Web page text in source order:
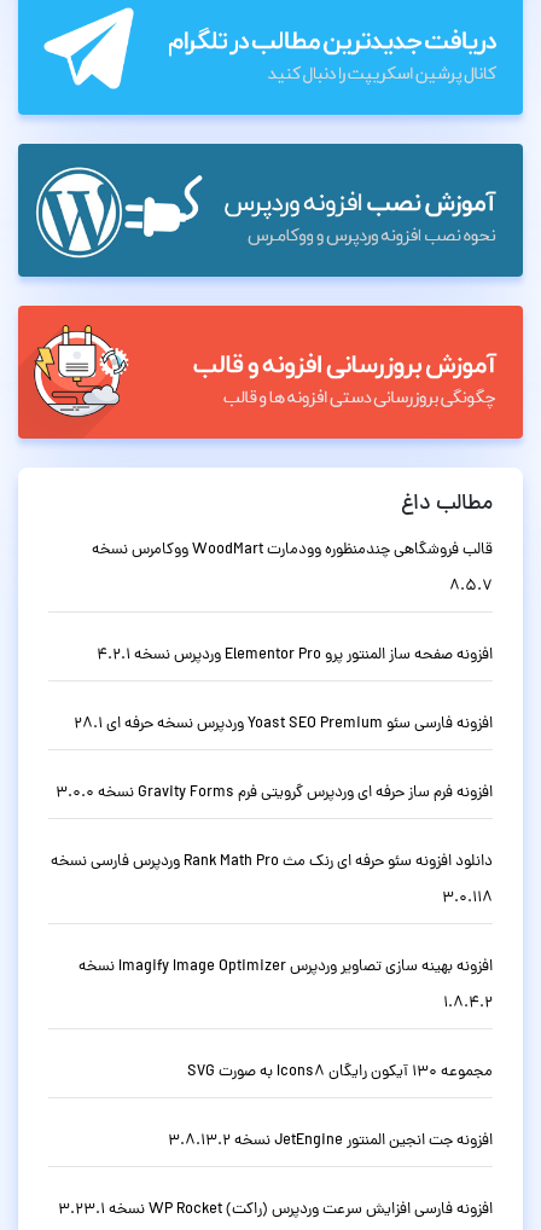
مطالب داغ
قالب فروشگاهی چندمنظوره وودمارت WoodMart ووکامرس نسخه
8.5.7
افزونه صفحه ساز المنتور پرو Elementor Pro وردپرس نسخه 4.2.1
افزونه فارسی سئو Yoast SEO Premium وردپرس نسخه حرفه ای 28.1
افزونه فرم ساز حرفه ای وردپرس گرویتی فرم Gravity Forms نسخه 3.0.0
دانلود افزونه سئو حرفه ای رنک مث Rank Math Pro وردپرس فارسی نسخه
3.0.118
افزونه بهینه سازی تصاویر وردپرس Imagify Image Optimizer نسخه
1.8.4.2
مجموعه 130 آیکون رایگان Icons8 به صورت SVG
افزونه جت انجین المنتور JetEngine نسخه 3.8.13.2
افزونه فارسی افزایش سرعت وردپرس (راکت) WP Rocket نسخه 3.23.1